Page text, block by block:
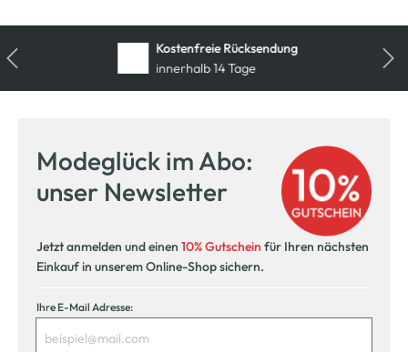
Kostenfreie Rücksendung
innerhalb 14 Tage
Modeglück im Abo:
unser Newsletter
Jetzt anmelden und einen 10% Gutschein für Ihren nächsten
Einkauf in unserem Online-Shop sichern.
Ihre E-Mail Adresse: